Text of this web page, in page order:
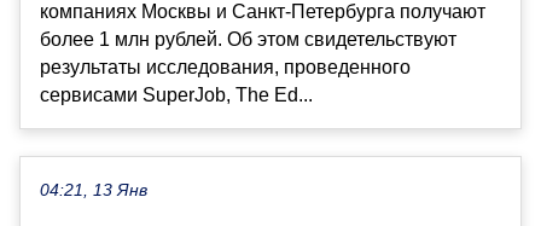
компаниях Москвы и Санкт-Петербурга получают
более 1 млн рублей. Об этом свидетельствуют
результаты исследования, проведенного
сервисами SuperJob, The Ed...
04:21, 13 Янв